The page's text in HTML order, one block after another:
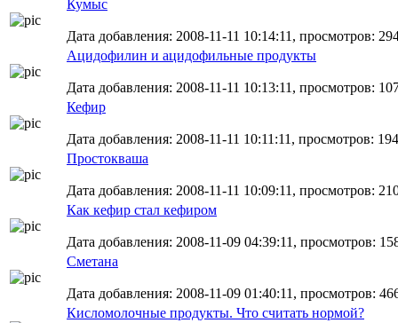
Кумыс
Дата добавления: 2008-11-11 10:14:11, просмотров:
Ацидофилин и ацидофильные продукты
Дата добавления: 2008-11-11 10:13:11, просмотров:
Кефир
Дата добавления: 2008-11-11 10:11:11, просмотров: 194
Простокваша
Дата добавления: 2008-11-11 10:09:11, просмотров:
Как кефир стал кефиром
Дата добавления: 2008-11-09 04:39:11, просмотров:
Сметана
Дата добавления: 2008-11-09 01:40:11, просмотров:
Кисломолочные продукты. Что считать нормой?